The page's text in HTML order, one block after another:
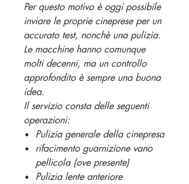
Per questo motivo è oggi possibile
inviare le proprie cineprese per un
accurato test, nonchè una pulizia.
Le macchine hanno comunque
molti decenni, ma un controllo
approfondito è sempre una buona
idea.
Il servizio consta delle seguenti
operazioni:
Pulizia generale della cinepresa
rifacimento guarnizione vano
pellicola (ove presente)
Pulizia lente anteriore